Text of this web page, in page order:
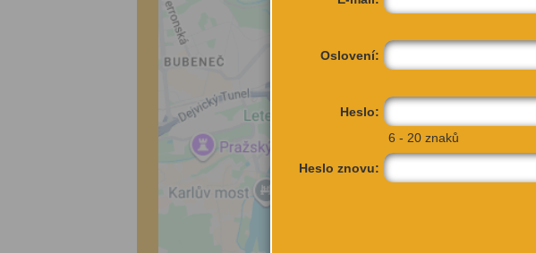
Oslovení:
Heslo:
6 - 20 znaků
Heslo znovu: